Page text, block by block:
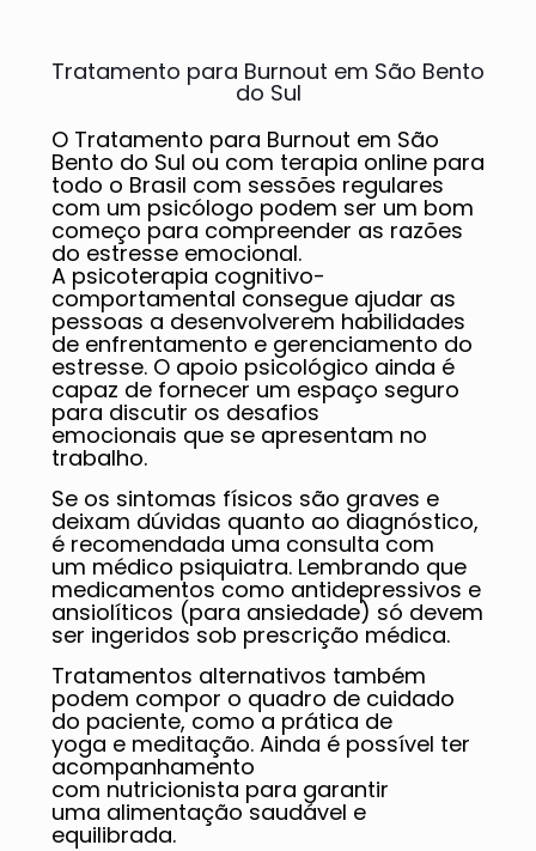
Tratamento para Burnout em São Bento
do Sul
O Tratamento para Burnout em São
Bento do Sul ou com terapia online para
todo o Brasil com sessões regulares
com um psicólogo podem ser um bom
começo para compreender as razões
do estresse emocional.
A psicoterapia cognitivo-
comportamental consegue ajudar as
pessoas a desenvolverem habilidades
de enfrentamento e gerenciamento do
estresse. O apoio psicológico ainda é
capaz de fornecer um espaço seguro
para discutir os desafios
emocionais que se apresentam no
trabalho.
Se os sintomas físicos são graves e
deixam dúvidas quanto ao diagnóstico,
é recomendada uma consulta com
um médico psiquiatra. Lembrando que
medicamentos como antidepressivos e
ansiolíticos (para ansiedade) só devem
ser ingeridos sob prescrição médica.
Tratamentos alternativos também
podem compor o quadro de cuidado
do paciente, como a prática de
yoga e meditação. Ainda é possível ter
acompanhamento
com nutricionista para garantir
uma alimentação saudável e
equilibrada.